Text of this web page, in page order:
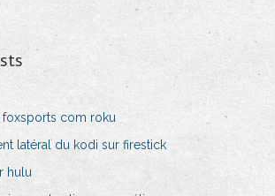
foxsports com roku
latéral du kodi sur firestick
hulu